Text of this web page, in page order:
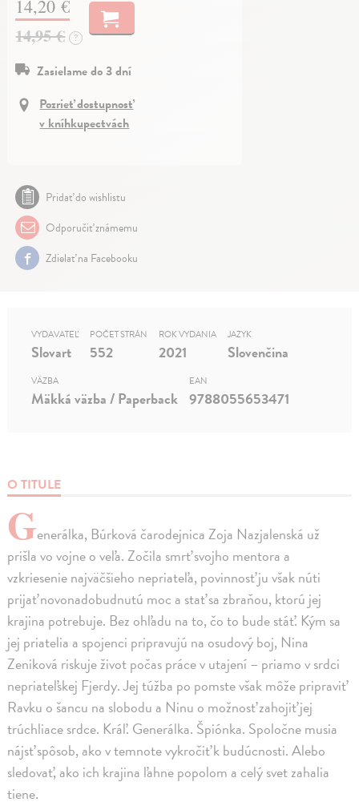
14,20 €
14,95 € ?
Zasielame do 3 dní
Pozrieť dostupnosť
v kníhkupectvách
Pridať do wishlistu
Odporučiť známemu
Zdielať na Facebooku
O TITULE
Generálka, Búrková čarodejnica Zoja Nazjalenská už
prišla vo vojne o veľa. Zočila smrť svojho mentora a
vzkriesenie najväčšieho nepriateľa, povinnosť ju však núti
prijať novonadobudnutú moc a stať sa zbraňou, ktorú jej
krajina potrebuje. Bez ohľadu na to, čo to bude stáť. Kým sa
jej priatelia a spojenci pripravujú na osudový boj, Nina
Zeniková riskuje život počas práce v utajení – priamo v srdci
nepriateľskej Fjerdy. Jej túžba po pomste však môže pripraviť
Ravku o šancu na slobodu a Ninu o možnosť zahojiť jej
trúchliace srdce. Kráľ. Generálka. Špiónka. Spoločne musia
nájsť spôsob, ako v temnote vykročiť k budúcnosti. Alebo
sledovať, ako ich krajina ľahne popolom a celý svet zahalia
tiene.
VYDAVATEĽ
Slovart
POČET STRÁN
552
ROK VYDANIA
2021
JAZYK
Slovenčina
VÄZBA
Mäkká väzba / Paperback
EAN
9788055653471